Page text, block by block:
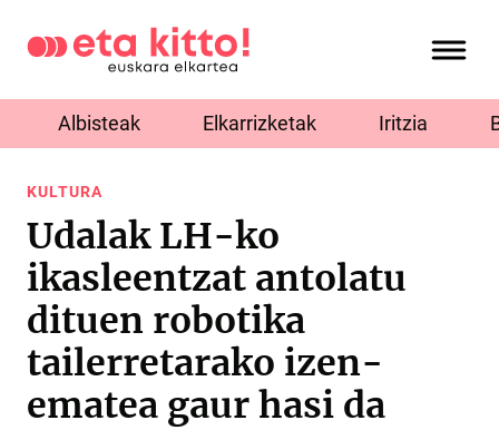
Albisteak Elkarrizketak Iritzia
KULTURA
Udalak LH-ko
ikasleentzat antolatu
dituen robotika
tailerretarako izen-
ematea gaur hasi da